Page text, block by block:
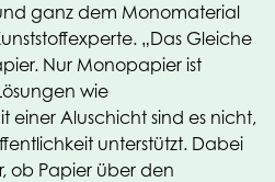
ganz dem Monomaterial
„Das Gleiche
Nur Monopapier ist
wie
einer Aluschicht sind es nicht,
unterstützt. Dabei
ob Papier über den